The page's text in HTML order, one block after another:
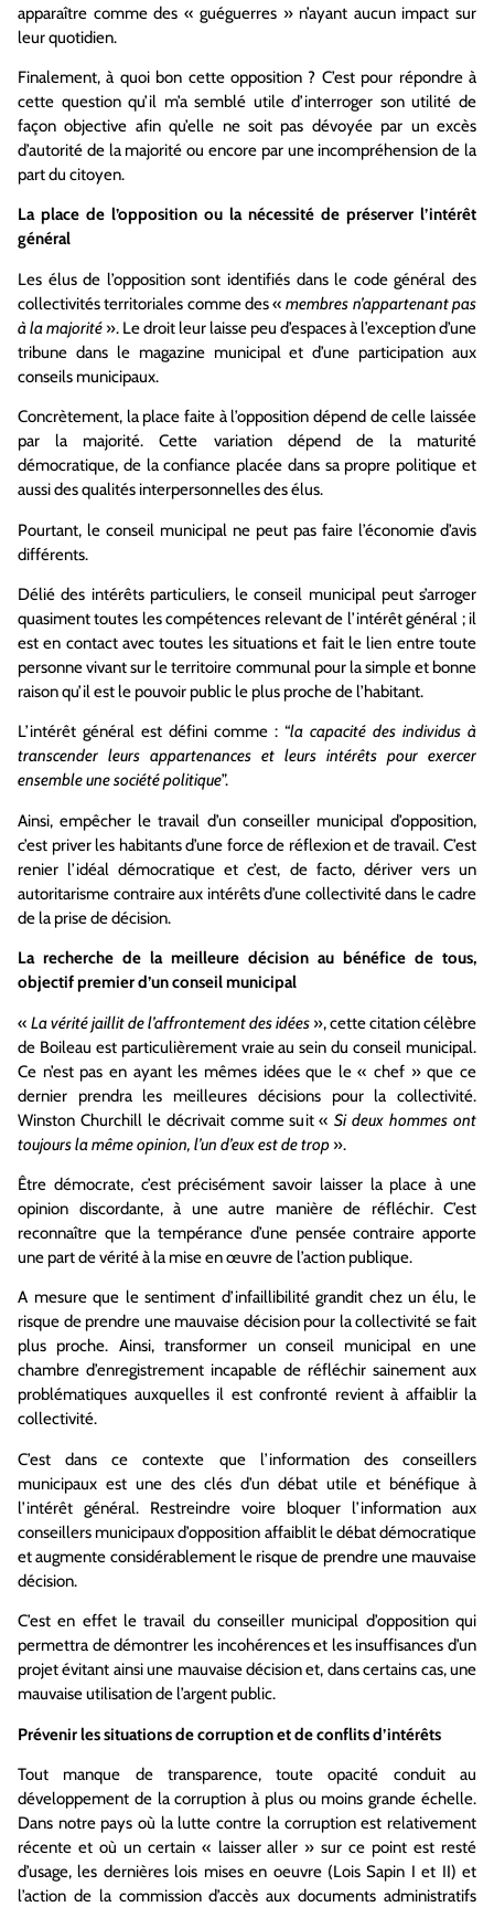
apparaître comme des « guéguerres » n’ayant aucun impact sur
leur quotidien.
Finalement, à quoi bon cette opposition ? C’est pour répondre à
cette question qu’il m’a semblé utile d’interroger son utilité de
façon objective afin qu’elle ne soit pas dévoyée par un excès
d’autorité de la majorité ou encore par une incompréhension de la
part du citoyen.
La place de l’opposition ou la nécessité de préserver l’intérêt
général
Les élus de l’opposition sont identifiés dans le code général des
collectivités territoriales comme des «membres n’appartenant pas
à la majorité». Le droit leur laisse peu d’espaces à l’exception d’une
tribune dans le magazine municipal et d’une participation aux
conseils municipaux.
Concrètement, la place faite à l’opposition dépend de celle laissée
par la majorité. Cette variation dépend de la maturité
démocratique, de la confiance placée dans sa propre politique et
aussi des qualités interpersonnelles des élus.
Pourtant, le conseil municipal ne peut pas faire l’économie d’avis
différents.
Délié des intérêts particuliers, le conseil municipal peut s’arroger
quasiment toutes les compétences relevant de l’intérêt général ; il
est en contact avec toutes les situations et fait le lien entre toute
personne vivant sur le territoire communal pour la simple et bonne
raison qu’il est le pouvoir public le plus proche de l’habitant.
L’intérêt général est défini comme : “la capacité des individus à
transcender leurs appartenances et leurs intérêts pour exercer
ensemble une société politique”.
Ainsi, empêcher le travail d’un conseiller municipal d’opposition,
c’est priver les habitants d’une force de réflexion et de travail. C’est
renier l’idéal démocratique et c’est, de facto, dériver vers un
autoritarisme contraire aux intérêts d’une collectivité dans le cadre
de la prise de décision.
La recherche de la meilleure décision au bénéfice de tous,
objectif premier d’un conseil municipal
« La vérité jaillit de l’affrontement des idées», cette citation célèbre
de Boileau est particulièrement vraie au sein du conseil municipal.
Ce n’est pas en ayant les mêmes idées que le « chef » que ce
dernier prendra les meilleures décisions pour la collectivité.
Winston Churchill le décrivait comme suit «Si deux hommes ont
toujours la même opinion, l’un d’eux est de trop».
Être démocrate, c’est précisément savoir laisser la place à une
opinion discordante, à une autre manière de réfléchir. C’est
reconnaître que la tempérance d’une pensée contraire apporte
une part de vérité à la mise en œuvre de l’action publique.
A mesure que le sentiment d’infaillibilité grandit chez un élu, le
risque de prendre une mauvaise décision pour la collectivité se fait
plus proche. Ainsi, transformer un conseil municipal en une
chambre d’enregistrement incapable de réfléchir sainement aux
problématiques auxquelles il est confronté revient à affaiblir la
collectivité.
C’est dans ce contexte que l’information des conseillers
municipaux est une des clés d’un débat utile et bénéfique à
l’intérêt général. Restreindre voire bloquer l’information aux
conseillers municipaux d’opposition affaiblit le débat démocratique
et augmente considérablement le risque de prendre une mauvaise
décision.
C’est en effet le travail du conseiller municipal d’opposition qui
permettra de démontrer les incohérences et les insuffisances d’un
projet évitant ainsi une mauvaise décision et, dans certains cas, une
mauvaise utilisation de l’argent public.
Prévenir les situations de corruption et de conflits d’intérêts
Tout manque de transparence, toute opacité conduit au
développement de la corruption à plus ou moins grande échelle.
Dans notre pays où la lutte contre la corruption est relativement
récente et où un certain « laisser aller » sur ce point est resté
d’usage, les dernières lois mises en oeuvre (Lois Sapin I et II) et
l’action de la commission d’accès aux documents administratifs